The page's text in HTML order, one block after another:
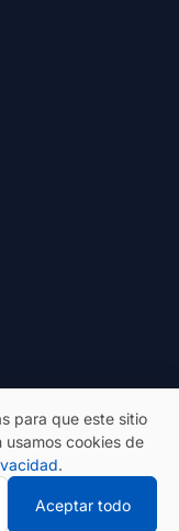
reservados.
de uso
para que este sitio
cookies de
.
Aceptar todo